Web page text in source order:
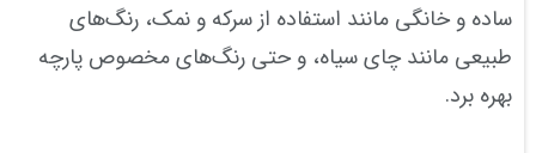
ساده و خانگی مانند استفاده از سرکه و نمک، رنگ‌های
طبیعی مانند چای سیاه، و حتی رنگ‌های مخصوص پارچه
بهره برد.